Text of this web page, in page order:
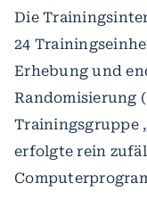
Die
24
Erhebung und
Randomisierung
Trainingsgruppe
erfolgte rein